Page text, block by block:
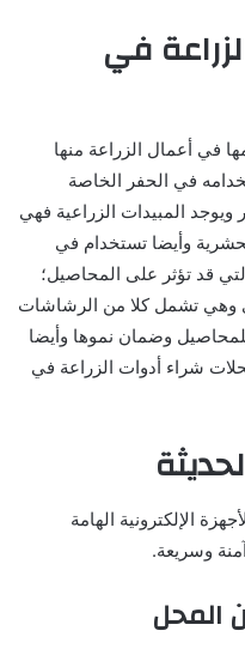
في
في أعمال الزراعة منها
في الحفر الخاصة
ويوجد المبيدات الزراعية فهي
وأيضا تستخدام في
قد تؤثر على المحاصيل؛
وهي تشمل كلا من الرشاشات
للمحاصيل وضمان نموها وأيضا
وسوف نقدم لكم أفضل 3 محلات شراء أدوات الزراعة في
الإلكترونية الهامة
وسريعة.
المحل